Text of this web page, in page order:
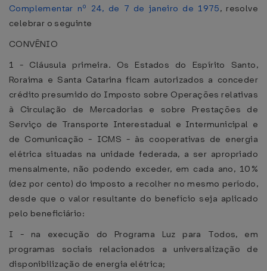
Complementar nº 24, de 7 de janeiro de 1975, resolve
celebrar o seguinte
CONVÊNIO
1 - Cláusula primeira. Os Estados do Espírito Santo,
Roraima e Santa Catarina ficam autorizados a conceder
crédito presumido do Imposto sobre Operações relativas
à Circulação de Mercadorias e sobre Prestações de
Serviço de Transporte Interestadual e Intermunicipal e
de Comunicação - ICMS - às cooperativas de energia
elétrica situadas na unidade federada, a ser apropriado
mensalmente, não podendo exceder, em cada ano, 10%
(dez por cento) do imposto a recolher no mesmo período,
desde que o valor resultante do benefício seja aplicado
pelo beneficiário:
I - na execução do Programa Luz para Todos, em
programas sociais relacionados a universalização de
disponibilização de energia elétrica;